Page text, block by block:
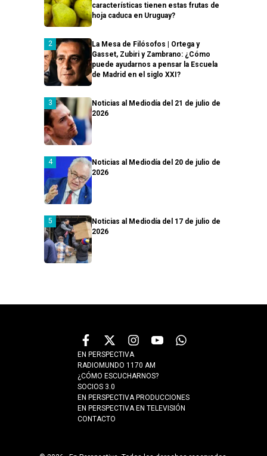
características tienen estas frutas de
hoja caduca en Uruguay?
La Mesa de Filósofos | Ortega y
Gasset, Zubiri y Zambrano: ¿Cómo
puede ayudarnos a pensar la Escuela
de Madrid en el siglo XXI?
Noticias al Mediodía del 21 de julio de
2026
Noticias al Mediodía del 20 de julio de
2026
Noticias al Mediodía del 17 de julio de
2026
EN PERSPECTIVA
RADIOMUNDO 1170 AM
¿CÓMO ESCUCHARNOS?
SOCIOS 3.0
EN PERSPECTIVA PRODUCCIONES
EN PERSPECTIVA EN TELEVISIÓN
CONTACTO